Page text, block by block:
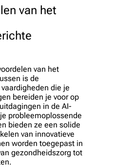
van het
van het
is de
die je
bereiden je voor op
in de AI-
probleemoplossende
bieden ze een solide
van innovatieve
worden toegepast in
gezondheidszorg tot